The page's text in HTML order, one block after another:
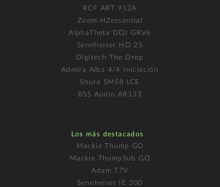
RCF ART 912A
Zoom H2essential
AlphaTheta DDJ GRV6
Sennheiser HD 25
Digitech The Drop
Admira Alba 4/4 Iniciación
Shure SM58 LCE
BSS Audio AR133
Los más destacados
Mackie Thump GO
Mackie ThumpSub GO
Adam T7V
Sennheiser IE 200